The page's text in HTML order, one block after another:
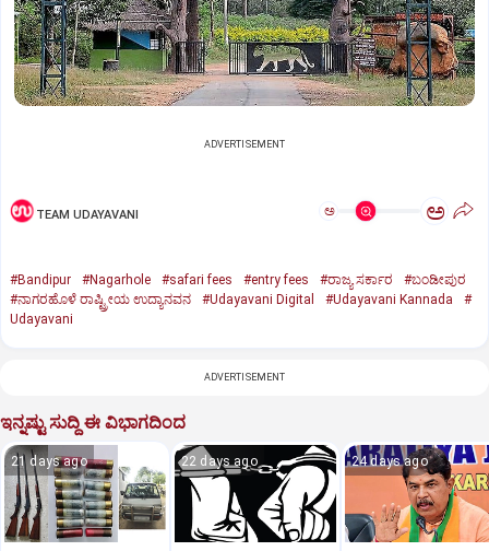
ADVERTISEMENT
TEAM UDAYAVANI ಅ ಅ
#Bandipur #Nagarhole #safari fees #entry fees #ರಾಜ್ಯ ಸರ್ಕಾರ
#ಬಂಡೀಪುರ
#ನಾಗರಹೊಳೆ ರಾಷ್ಟ್ರೀಯ ಉದ್ಯಾನವನ
#Udayavani Digital #Udayavani Kannada
#
Udayavani
ADVERTISEMENT
ಇನ್ನಷ್ಟು ಸುದ್ದಿ ಈ ವಿಭಾಗದಿಂದ
21 days ago 22 days ago 24 days ago